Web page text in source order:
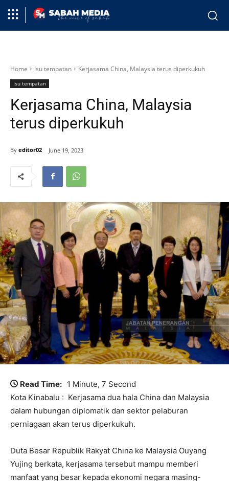
Home Isu tempatan Kerjasama China, Malaysia terus diperkukuh
Isu tempatan
Kerjasama China, Malaysia
terus diperkukuh
By editor02 June 19, 2023
Read Time: 1 Minute, 7 Second
Kota Kinabalu : Kerjasama dua hala China dan Malaysia
dalam hubungan diplomatik dan sektor pelaburan
perniagaan akan terus diperkukuh.
Duta Besar Republik Rakyat China ke Malaysia Ouyang
Yujing berkata, kerjasama tersebut mampu memberi
manfaat yang besar kepada ekonomi negara masing-